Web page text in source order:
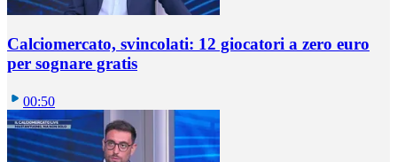
Calciomercato, svincolati: 12 giocatori a zero euro
per sognare gratis
00:50